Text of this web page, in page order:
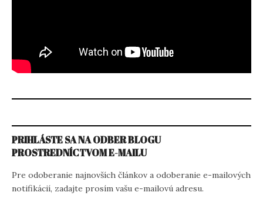
PRIHLÁSTE SA NA ODBER BLOGU
PROSTREDNÍCTVOM E-MAILU
Pre odoberanie najnovších článkov a odoberanie e-mailových
notifikácií, zadajte prosím vašu e-mailovú adresu.